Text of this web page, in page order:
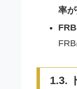
率
1.3.